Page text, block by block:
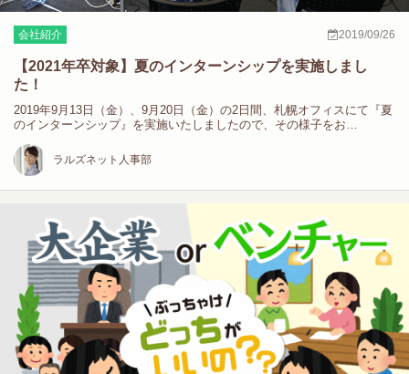
会社紹介 2019/09/26
【2021年卒対象】夏のインターンシップを実施しまし
た！
2019年9月13日（金）、9月20日（金）の2日間、札幌オフィスにて『夏
のインターンシップ』を実施いたしましたので、その様子をお…
ラルズネット人事部